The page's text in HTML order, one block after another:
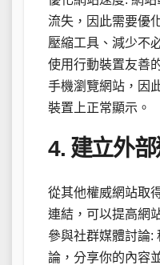
流失，因此需要優
壓縮工具、減少不
使用行動裝置友善
手機瀏覽網站，因
裝置上正常顯示。
4. 建立外
從其他權威網站取
連結，可以提高網
參與社群媒體討論:
論，分享你的內容